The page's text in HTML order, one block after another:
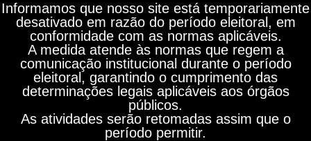
Informamos que nosso site está temporariamente
desativado em razão do período eleitoral, em
conformidade com as normas aplicáveis.
A medida atende às normas que regem a
comunicação institucional durante o período
eleitoral, garantindo o cumprimento das
determinações legais aplicáveis aos órgãos
públicos.
As atividades serão retomadas assim que o
período permitir.